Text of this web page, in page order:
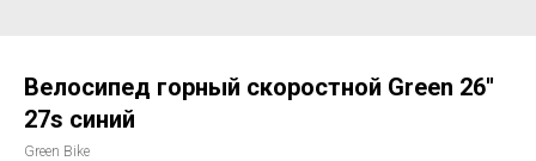
Велосипед горный скоростной Green 26''
27s синий
Green Bike